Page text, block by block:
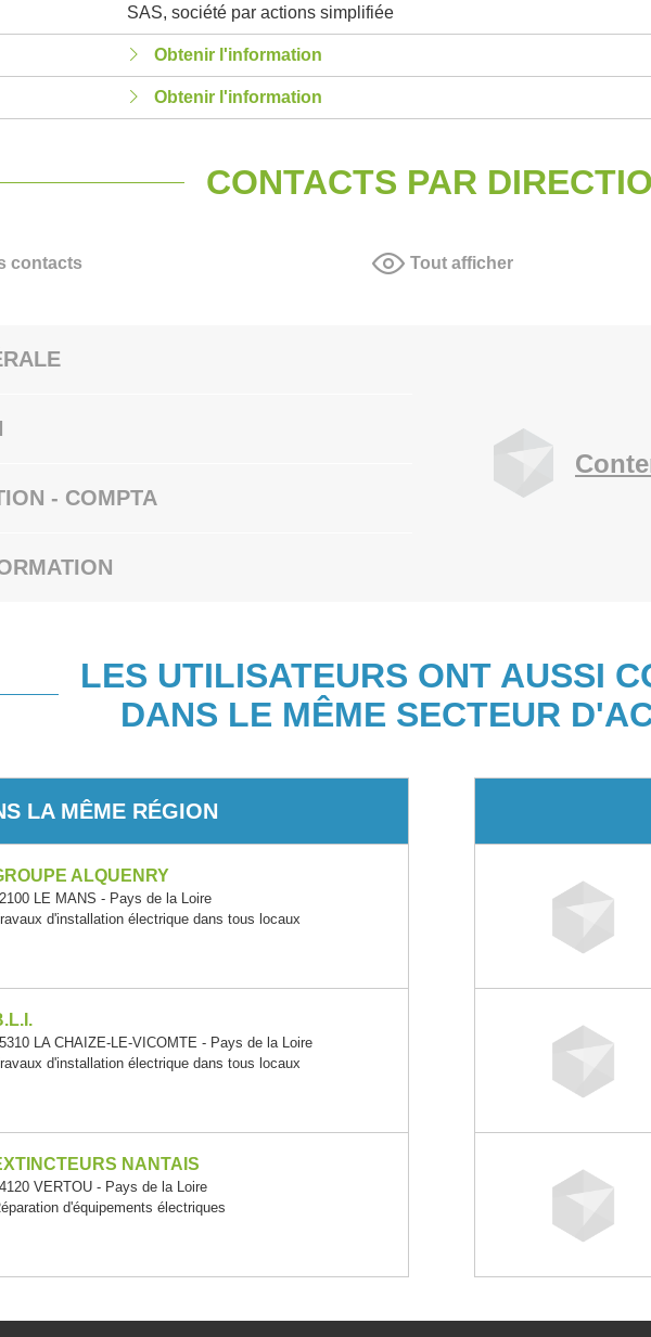
SAS, société par actions simplifiée
Obtenir l'information
Obtenir l'information
CONTACTS PAR
contacts Tout afficher
- COMPTA
LES UTILISATEURS ONT AUSSI
DANS LE MÊME SECTEUR
LA MÊME RÉGION
ALQUENRY
LE MANS - Pays de la Loire
d'installation électrique dans tous locaux
LA CHAIZE-LE-VICOMTE - Pays de la Loire
d'installation électrique dans tous locaux
NANTAIS
VERTOU - Pays de la Loire
d'équipements électriques